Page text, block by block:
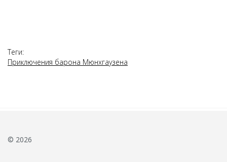
Теги:
Приключения барона Мюнхгаузена
© 2026